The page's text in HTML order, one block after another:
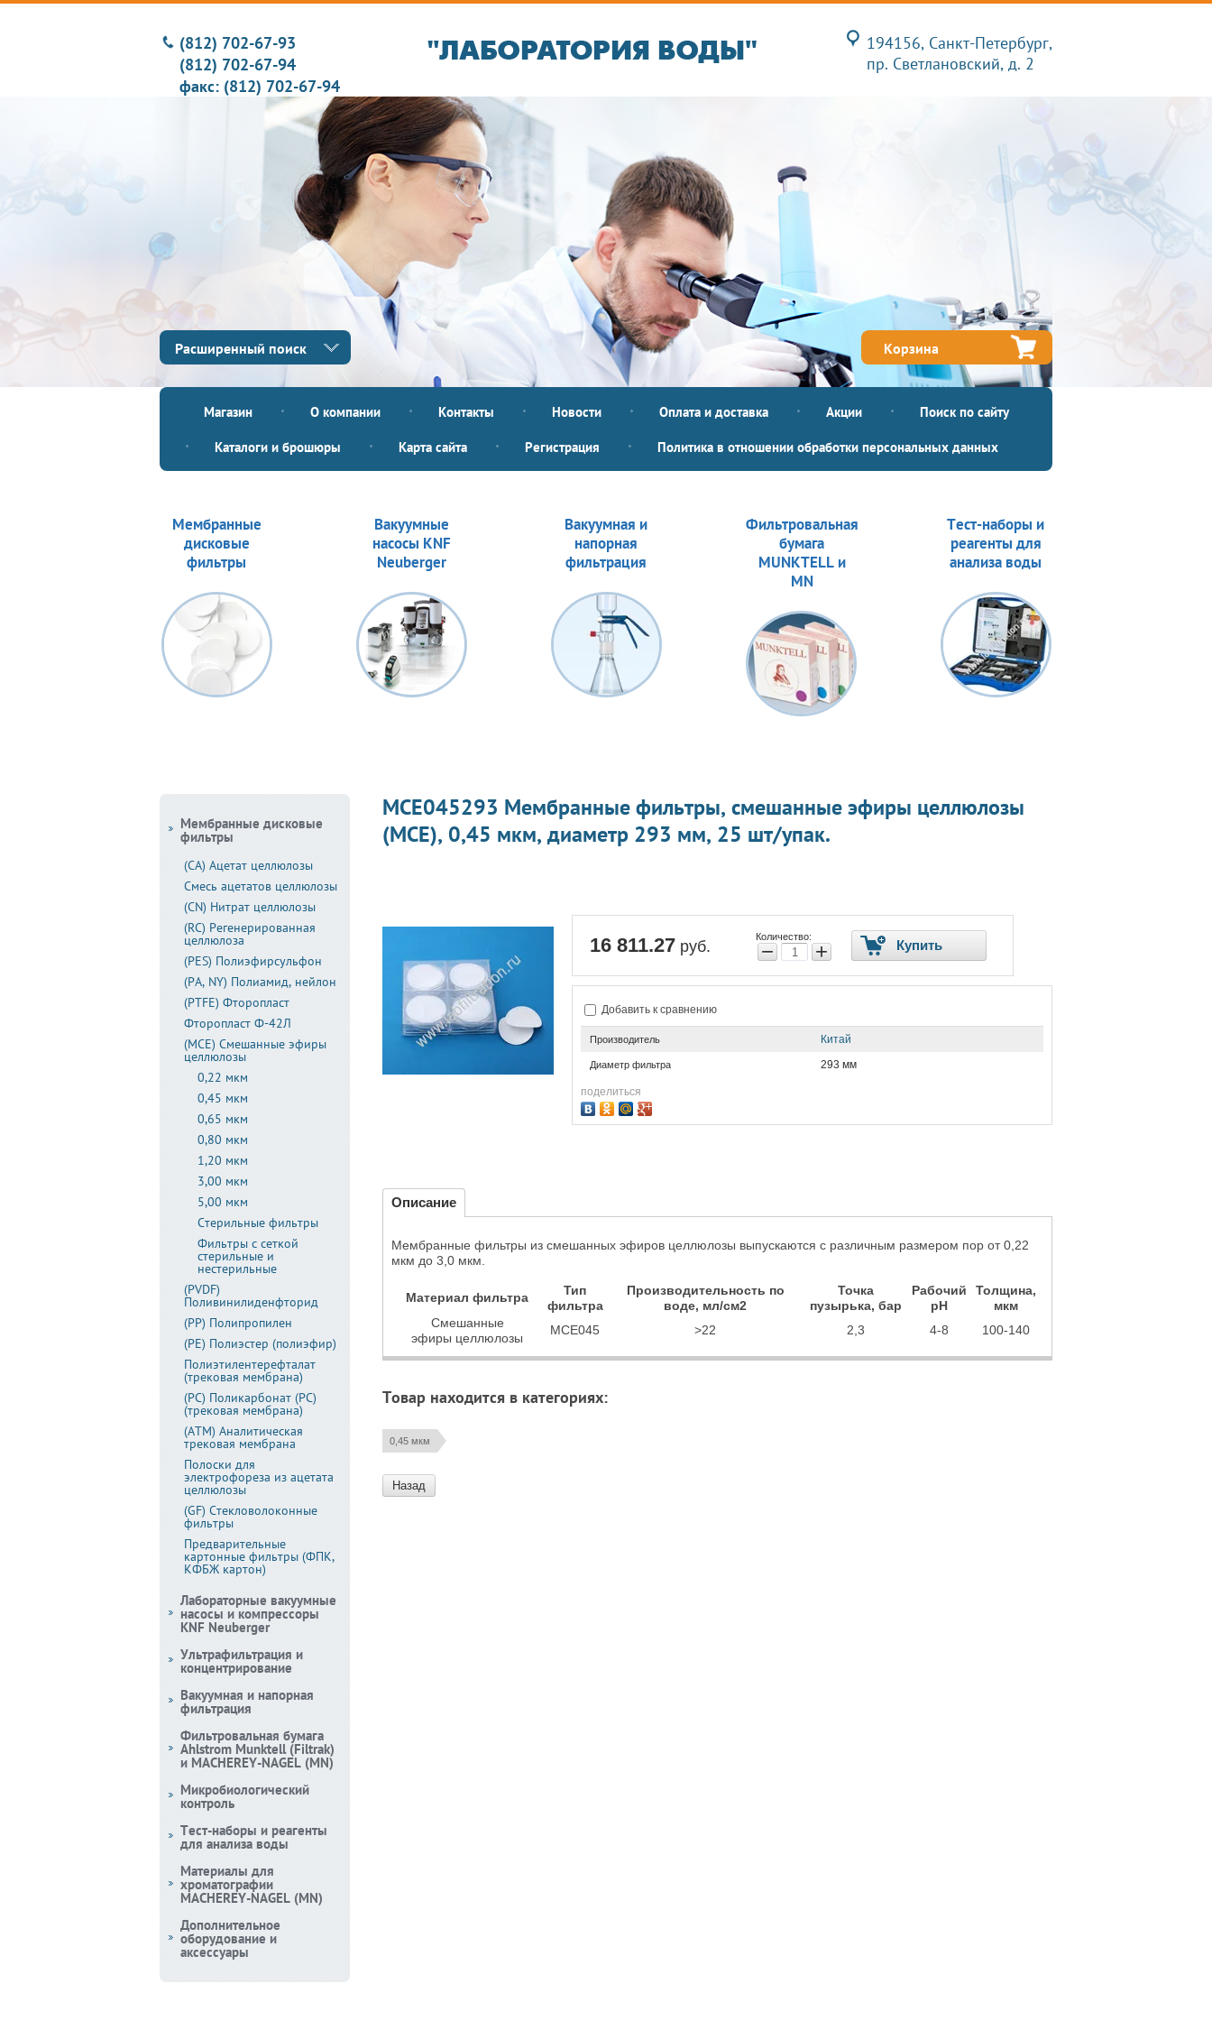
(812) 702-67-93
(812) 702-67-94
факс: (812) 702-67-94
194156, Санкт-Петербург,
пр. Светлановский, д. 2
Расширенный поиск Корзина
Магазин О компании Контакты Новости Оплата и доставка Акции Поиск по сайту
Каталоги и брошюры Карта сайта Регистрация Политика в отношении обработки персональных данных
Мембранные
дисковые
фильтры
Вакуумные
насосы KNF
Neuberger
Вакуумная и
напорная
фильтрация
Фильтровальная
бумага
MUNKTELL и
MN
Тест-наборы и
реагенты для
анализа воды
MCE045293 Мембранные фильтры, смешанные эфиры целлюлозы
(MCE), 0,45 мкм, диаметр 293 мм, 25 шт/упак.
16 811.27 руб.
Количество:
− + Купить
Добавить к сравнению
Производитель Китай
Диаметр фильтра 293 мм
поделиться
Описание
Мембранные фильтры из смешанных эфиров целлюлозы выпускаются с различным размером пор от 0,22
мкм до 3,0 мкм.
Материал фильтра
Тип
фильтра
Производительность по
воде, мл/см2
Точка
пузырька, бар
Рабочий
рН
Толщина,
мкм
Смешанные
эфиры целлюлозы
MCE045 >22 2,3 4-8 100-140
Товар находится в категориях:
0,45 мкм
Назад
Мембранные дисковые
фильтры
(CA) Ацетат целлюлозы
Смесь ацетатов целлюлозы
(CN) Нитрат целлюлозы
(RC) Регенерированная
целлюлоза
(PES) Полиэфирсульфон
(PA, NY) Полиамид, нейлон
(PTFE) Фторопласт
Фторопласт Ф-42Л
(MCE) Смешанные эфиры
целлюлозы
0,22 мкм
0,45 мкм
0,65 мкм
0,80 мкм
1,20 мкм
3,00 мкм
5,00 мкм
Стерильные фильтры
Фильтры с сеткой
стерильные и
нестерильные
(PVDF)
Поливинилиденфторид
(PP) Полипропилен
(PE) Полиэстер (полиэфир)
Полиэтилентерефталат
(трековая мембрана)
(PC) Поликарбонат (PC)
(трековая мембрана)
(АТМ) Аналитическая
трековая мембрана
Полоски для
электрофореза из ацетата
целлюлозы
(GF) Стекловолоконные
фильтры
Предварительные
картонные фильтры (ФПК,
КФБЖ картон)
Лабораторные вакуумные
насосы и компрессоры
KNF Neuberger
Ультрафильтрация и
концентрирование
Вакуумная и напорная
фильтрация
Фильтровальная бумага
Ahlstrom Munktell (Filtrak)
и MACHEREY-NAGEL (MN)
Микробиологический
контроль
Тест-наборы и реагенты
для анализа воды
Материалы для
хроматографии
MACHEREY-NAGEL (MN)
Дополнительное
оборудование и
аксессуары